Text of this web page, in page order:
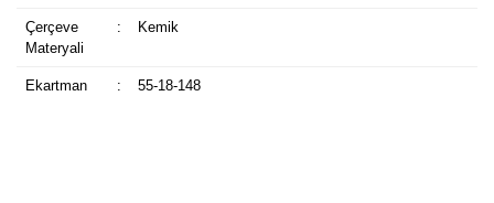
Çerçeve
Materyali
: Kemik
Ekartman : 55-18-148